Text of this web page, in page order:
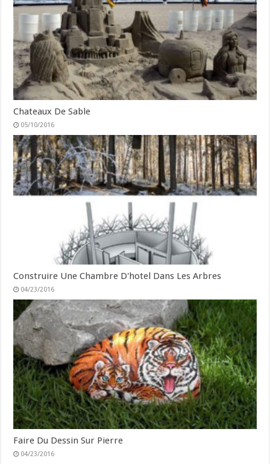
Chateaux De Sable
05/10/2016
Construire Une Chambre D'hotel Dans Les Arbres
04/23/2016
Faire Du Dessin Sur Pierre
04/23/2016